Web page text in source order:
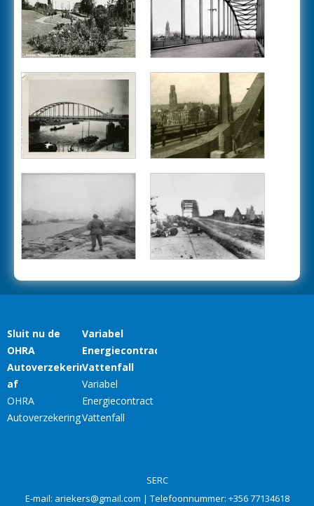
SERC
E-mail: ariekers@gmail.com | Telefoonnummer: +356 77134618